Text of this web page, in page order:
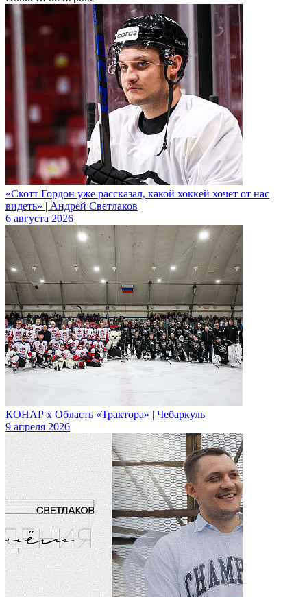
«Скотт Гордон уже рассказал, какой хоккей хочет от нас
видеть» | Андрей Светлаков
6 августа 2026
КОНАР х Область «Трактора» | Чебаркуль
9 апреля 2026